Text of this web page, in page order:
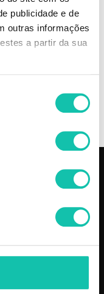
publicidade e de
outras informações
a partir da sua
variações de cor
POB Verniz POB
CLICK